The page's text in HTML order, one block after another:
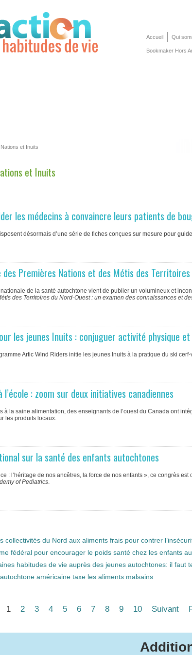
Accueil Qui
Bookmaker Hors
et Inuits
et Inuits
les médecins à convaincre leurs patients de
désormais d’une série de fiches conçues sur mesure pour
Premières Nations et des Métis des
de la santé autochtone vient de publier un volumineux et
des Territoires du Nord-Ouest : un examen des connaissances et
les jeunes Inuits : conjuguer activité physique
Artic Wind Riders initie les jeunes Inuits à la pratique du ski
: zoom sur deux initiatives canadiennes
à la saine alimentation, des enseignants de l’ouest du Canada ont
les produits locaux.
sur la santé des enfants autochtones
: l’héritage de nos ancêtres, la force de nos enfants », ce congrès
of Pediatrics.
collectivités du Nord aux aliments frais pour contrer
fédéral pour encourager le poids santé chez les enfants
habitudes de vie auprès des jeunes autochtones: il faut
américaine taxe les aliments malsains
1 2 3 4 5 6 7 8 9 10 Suivant